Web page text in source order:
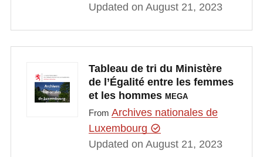
Updated on August 21, 2023
Tableau de tri du Ministère
de l’Égalité entre les femmes
et les hommes MEGA
From Archives nationales de
Luxembourg
Updated on August 21, 2023